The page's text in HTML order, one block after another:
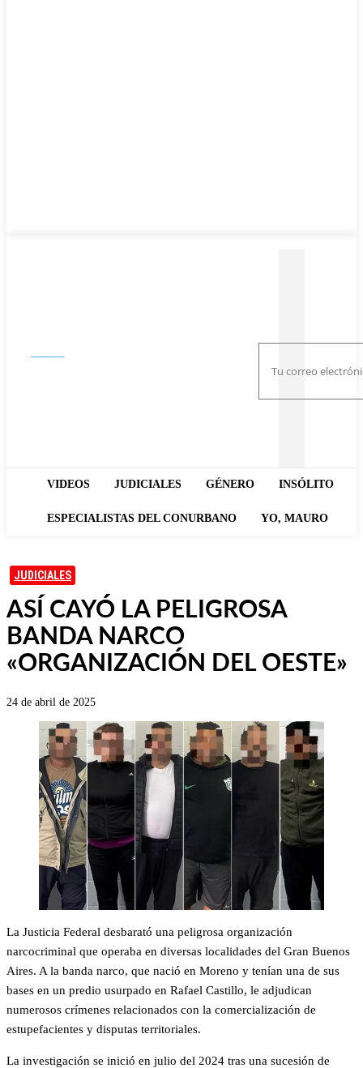
VIDEOS JUDICIALES GÉNERO INSÓLITO
ESPECIALISTAS DEL CONURBANO YO, MAURO
JUDICIALES
ASÍ CAYÓ LA PELIGROSA
BANDA NARCO
«ORGANIZACIÓN DEL OESTE»
24 de abril de 2025
La Justicia Federal desbarató una peligrosa organización
narcocriminal que operaba en diversas localidades del Gran Buenos
Aires. A la banda narco, que nació en Moreno y tenían una de sus
bases en un predio usurpado en Rafael Castillo, le adjudican
numerosos crímenes relacionados con la comercialización de
estupefacientes y disputas territoriales.
La investigación se inició en julio del 2024 tras una sucesión de